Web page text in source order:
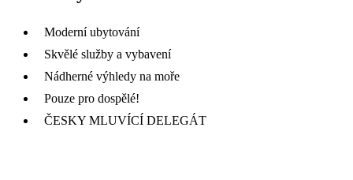
4 889
Moderní ubytování
Skvělé služby a vybavení
Nádherné výhledy na moře
Pouze pro dospělé!
ČESKY MLUVÍCÍ DELEGÁT